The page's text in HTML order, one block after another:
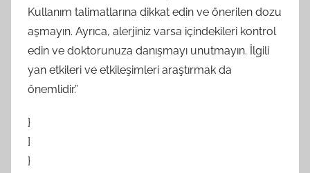
Kullanım talimatlarına dikkat edin ve önerilen dozu
aşmayın. Ayrıca, alerjiniz varsa içindekileri kontrol
edin ve doktorunuza danışmayı unutmayın. İlgili
yan etkileri ve etkileşimleri araştırmak da
önemlidir.”
}
]
}